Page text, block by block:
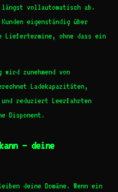
vollautomatisch ab.
eigenständig über
Liefertermine, ohne dass ein
zunehmend von
Ladekapazitäten,
und reduziert Leerfahrten
Disponent.
– deine
deine Domäne. Wenn ein